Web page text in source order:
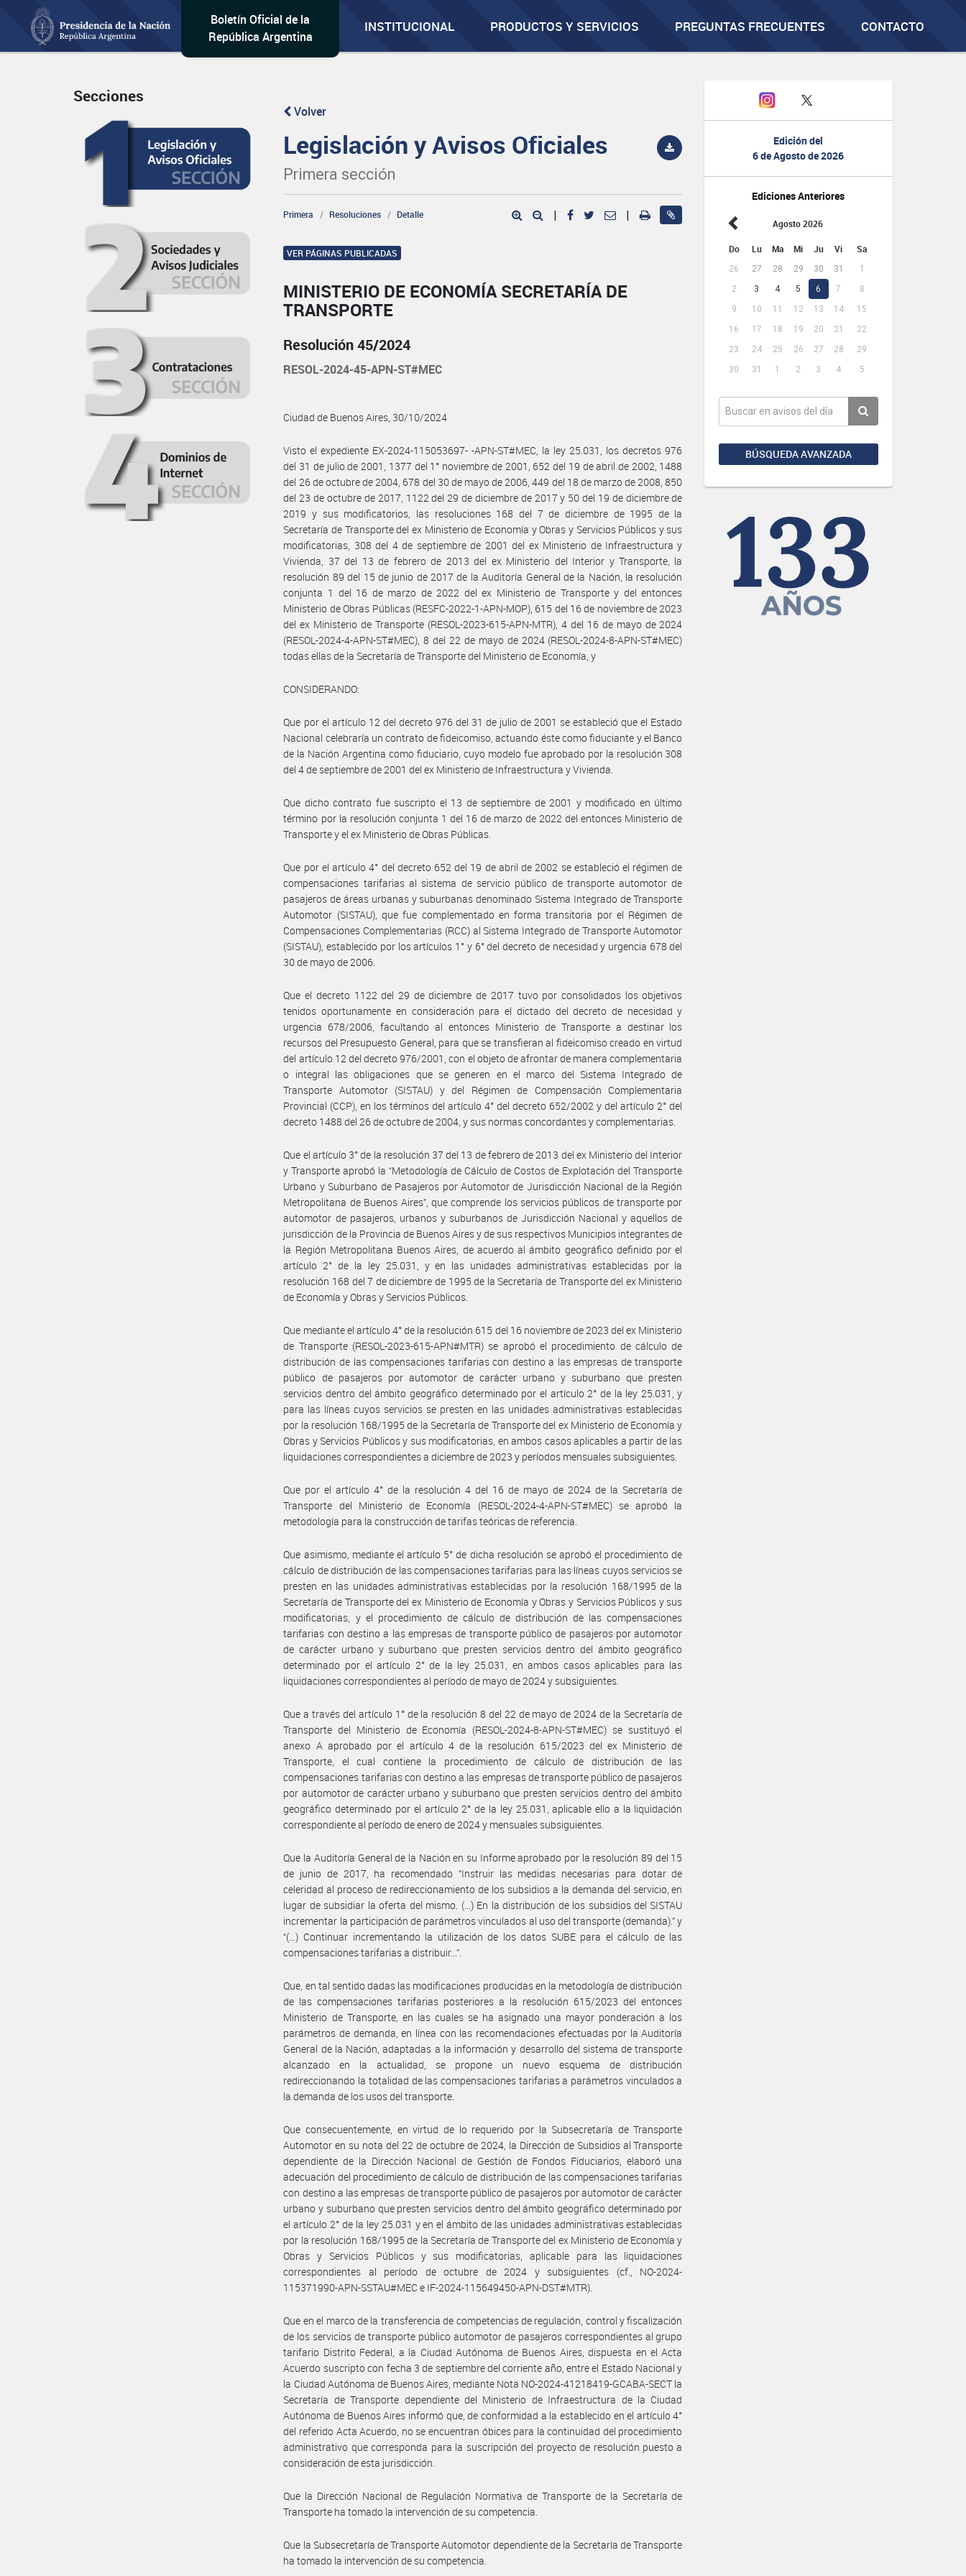
Boletín Oficial de la
República Argentina
INSTITUCIONAL PRODUCTOS Y SERVICIOS PREGUNTAS FRECUENTES CONTACTO
Edición del
6 de Agosto de 2026
Ediciones Anteriores
Agosto 2026
Do Lu Ma Mi Ju Vi Sa
26 27 28 29 30 31
1
2
3 4 5 6 7
8
9
10 11 12 13 14
15
16
17 18 19 20 21
22
23
24 25 26 27 28
29
30
31 1 2 3 4 5
BÚSQUEDA AVANZADA
Secciones
Volver
Legislación y Avisos Oficiales
Primera sección
Primera Resoluciones Detalle | |
VER PÁGINAS PUBLICADAS
MINISTERIO DE ECONOMÍA SECRETARÍA DE
TRANSPORTE
Resolución 45/2024
RESOL-2024-45-APN-ST#MEC
Ciudad de Buenos Aires, 30/10/2024
Visto el expediente EX-2024-115053697- -APN-ST#MEC, la ley 25.031, los decretos 976
del 31 de julio de 2001, 1377 del 1° noviembre de 2001, 652 del 19 de abril de 2002, 1488
del 26 de octubre de 2004, 678 del 30 de mayo de 2006, 449 del 18 de marzo de 2008, 850
del 23 de octubre de 2017, 1122 del 29 de diciembre de 2017 y 50 del 19 de diciembre de
2019 y sus modificatorios, las resoluciones 168 del 7 de diciembre de 1995 de la
Secretaría de Transporte del ex Ministerio de Economía y Obras y Servicios Públicos y sus
modificatorias, 308 del 4 de septiembre de 2001 del ex Ministerio de Infraestructura y
Vivienda, 37 del 13 de febrero de 2013 del ex Ministerio del Interior y Transporte, la
resolución 89 del 15 de junio de 2017 de la Auditoría General de la Nación, la resolución
conjunta 1 del 16 de marzo de 2022 del ex Ministerio de Transporte y del entonces
Ministerio de Obras Públicas (RESFC-2022-1-APN-MOP), 615 del 16 de noviembre de 2023
del ex Ministerio de Transporte (RESOL-2023-615-APN-MTR), 4 del 16 de mayo de 2024
(RESOL-2024-4-APN-ST#MEC), 8 del 22 de mayo de 2024 (RESOL-2024-8-APN-ST#MEC)
todas ellas de la Secretaría de Transporte del Ministerio de Economía, y
CONSIDERANDO:
Que por el artículo 12 del decreto 976 del 31 de julio de 2001 se estableció que el Estado
Nacional celebraría un contrato de fideicomiso, actuando éste como fiduciante y el Banco
de la Nación Argentina como fiduciario, cuyo modelo fue aprobado por la resolución 308
del 4 de septiembre de 2001 del ex Ministerio de Infraestructura y Vivienda.
Que dicho contrato fue suscripto el 13 de septiembre de 2001 y modificado en último
término por la resolución conjunta 1 del 16 de marzo de 2022 del entonces Ministerio de
Transporte y el ex Ministerio de Obras Públicas.
Que por el artículo 4° del decreto 652 del 19 de abril de 2002 se estableció el régimen de
compensaciones tarifarias al sistema de servicio público de transporte automotor de
pasajeros de áreas urbanas y suburbanas denominado Sistema Integrado de Transporte
Automotor (SISTAU), que fue complementado en forma transitoria por el Régimen de
Compensaciones Complementarias (RCC) al Sistema Integrado de Transporte Automotor
(SISTAU), establecido por los artículos 1° y 6° del decreto de necesidad y urgencia 678 del
30 de mayo de 2006.
Que el decreto 1122 del 29 de diciembre de 2017 tuvo por consolidados los objetivos
tenidos oportunamente en consideración para el dictado del decreto de necesidad y
urgencia 678/2006, facultando al entonces Ministerio de Transporte a destinar los
recursos del Presupuesto General, para que se transfieran al fideicomiso creado en virtud
del artículo 12 del decreto 976/2001, con el objeto de afrontar de manera complementaria
o integral las obligaciones que se generen en el marco del Sistema Integrado de
Transporte Automotor (SISTAU) y del Régimen de Compensación Complementaria
Provincial (CCP), en los términos del artículo 4° del decreto 652/2002 y del artículo 2° del
decreto 1488 del 26 de octubre de 2004, y sus normas concordantes y complementarias.
Que el artículo 3° de la resolución 37 del 13 de febrero de 2013 del ex Ministerio del Interior
y Transporte aprobó la “Metodología de Cálculo de Costos de Explotación del Transporte
Urbano y Suburbano de Pasajeros por Automotor de Jurisdicción Nacional de la Región
Metropolitana de Buenos Aires”, que comprende los servicios públicos de transporte por
automotor de pasajeros, urbanos y suburbanos de Jurisdicción Nacional y aquellos de
jurisdicción de la Provincia de Buenos Aires y de sus respectivos Municipios integrantes de
la Región Metropolitana Buenos Aires, de acuerdo al ámbito geográfico definido por el
artículo 2° de la ley 25.031, y en las unidades administrativas establecidas por la
resolución 168 del 7 de diciembre de 1995 de la Secretaría de Transporte del ex Ministerio
de Economía y Obras y Servicios Públicos.
Que mediante el artículo 4° de la resolución 615 del 16 noviembre de 2023 del ex Ministerio
de Transporte (RESOL-2023-615-APN#MTR) se aprobó el procedimiento de cálculo de
distribución de las compensaciones tarifarias con destino a las empresas de transporte
público de pasajeros por automotor de carácter urbano y suburbano que presten
servicios dentro del ámbito geográfico determinado por el artículo 2° de la ley 25.031, y
para las líneas cuyos servicios se presten en las unidades administrativas establecidas
por la resolución 168/1995 de la Secretaría de Transporte del ex Ministerio de Economía y
Obras y Servicios Públicos y sus modificatorias, en ambos casos aplicables a partir de las
liquidaciones correspondientes a diciembre de 2023 y períodos mensuales subsiguientes.
Que por el artículo 4° de la resolución 4 del 16 de mayo de 2024 de la Secretaría de
Transporte del Ministerio de Economía (RESOL-2024-4-APN-ST#MEC) se aprobó la
metodología para la construcción de tarifas teóricas de referencia.
Que asimismo, mediante el artículo 5° de dicha resolución se aprobó el procedimiento de
cálculo de distribución de las compensaciones tarifarias para las líneas cuyos servicios se
presten en las unidades administrativas establecidas por la resolución 168/1995 de la
Secretaría de Transporte del ex Ministerio de Economía y Obras y Servicios Públicos y sus
modificatorias, y el procedimiento de cálculo de distribución de las compensaciones
tarifarias con destino a las empresas de transporte público de pasajeros por automotor
de carácter urbano y suburbano que presten servicios dentro del ámbito geográfico
determinado por el artículo 2° de la ley 25.031, en ambos casos aplicables para las
liquidaciones correspondientes al período de mayo de 2024 y subsiguientes.
Que a través del artículo 1° de la resolución 8 del 22 de mayo de 2024 de la Secretaría de
Transporte del Ministerio de Economía (RESOL-2024-8-APN-ST#MEC) se sustituyó el
anexo A aprobado por el artículo 4 de la resolución 615/2023 del ex Ministerio de
Transporte, el cual contiene la procedimiento de cálculo de distribución de las
compensaciones tarifarias con destino a las empresas de transporte público de pasajeros
por automotor de carácter urbano y suburbano que presten servicios dentro del ámbito
geográfico determinado por el artículo 2° de la ley 25.031, aplicable ello a la liquidación
correspondiente al período de enero de 2024 y mensuales subsiguientes.
Que la Auditoría General de la Nación en su Informe aprobado por la resolución 89 del 15
de junio de 2017, ha recomendado “Instruir las medidas necesarias para dotar de
celeridad al proceso de redireccionamiento de los subsidios a la demanda del servicio, en
lugar de subsidiar la oferta del mismo. (…) En la distribución de los subsidios del SISTAU
incrementar la participación de parámetros vinculados al uso del transporte (demanda).” y
“(…) Continuar incrementando la utilización de los datos SUBE para el cálculo de las
compensaciones tarifarias a distribuir...”.
Que, en tal sentido dadas las modificaciones producidas en la metodología de distribución
de las compensaciones tarifarias posteriores a la resolución 615/2023 del entonces
Ministerio de Transporte, en las cuales se ha asignado una mayor ponderación a los
parámetros de demanda, en línea con las recomendaciones efectuadas por la Auditoría
General de la Nación, adaptadas a la información y desarrollo del sistema de transporte
alcanzado en la actualidad, se propone un nuevo esquema de distribución
redireccionando la totalidad de las compensaciones tarifarias a parámetros vinculados a
la demanda de los usos del transporte.
Que consecuentemente, en virtud de lo requerido por la Subsecretaría de Transporte
Automotor en su nota del 22 de octubre de 2024, la Dirección de Subsidios al Transporte
dependiente de la Dirección Nacional de Gestión de Fondos Fiduciarios, elaboró una
adecuación del procedimiento de cálculo de distribución de las compensaciones tarifarias
con destino a las empresas de transporte público de pasajeros por automotor de carácter
urbano y suburbano que presten servicios dentro del ámbito geográfico determinado por
el artículo 2° de la ley 25.031 y en el ámbito de las unidades administrativas establecidas
por la resolución 168/1995 de la Secretaría de Transporte del ex Ministerio de Economía y
Obras y Servicios Públicos y sus modificatorias, aplicable para las liquidaciones
correspondientes al período de octubre de 2024 y subsiguientes (cf., NO-2024-
115371990-APN-SSTAU#MEC e IF-2024-115649450-APN-DST#MTR).
Que en el marco de la transferencia de competencias de regulación, control y fiscalización
de los servicios de transporte público automotor de pasajeros correspondientes al grupo
tarifario Distrito Federal, a la Ciudad Autónoma de Buenos Aires, dispuesta en el Acta
Acuerdo suscripto con fecha 3 de septiembre del corriente año, entre el Estado Nacional y
la Ciudad Autónoma de Buenos Aires, mediante Nota NO-2024-41218419-GCABA-SECT la
Secretaría de Transporte dependiente del Ministerio de Infraestructura de la Ciudad
Autónoma de Buenos Aires informó que, de conformidad a la establecido en el artículo 4°
del referido Acta Acuerdo, no se encuentran óbices para la continuidad del procedimiento
administrativo que corresponda para la suscripción del proyecto de resolución puesto a
consideración de esta jurisdicción.
Que la Dirección Nacional de Regulación Normativa de Transporte de la Secretaría de
Transporte ha tomado la intervención de su competencia.
Que la Subsecretaría de Transporte Automotor dependiente de la Secretaría de Transporte
ha tomado la intervención de su competencia.